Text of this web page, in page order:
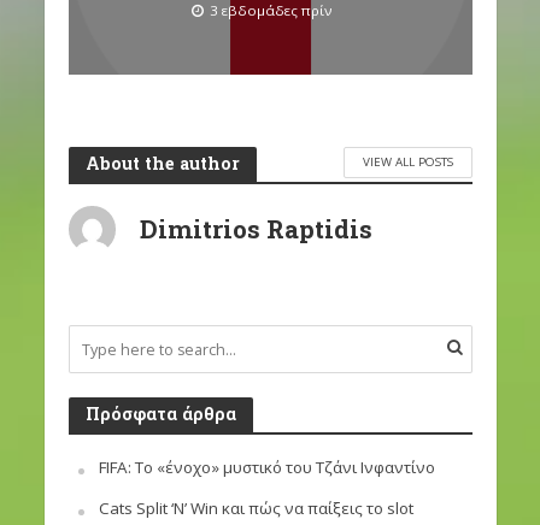
3 εβδομάδες πρίν
About the author VIEW ALL POSTS
Dimitrios Raptidis
Πρόσφατα άρθρα
FIFA: Το «ένοχο» μυστικό του Τζάνι Ινφαντίνο
Cats Split ‘N’ Win και πώς να παίξεις το slot